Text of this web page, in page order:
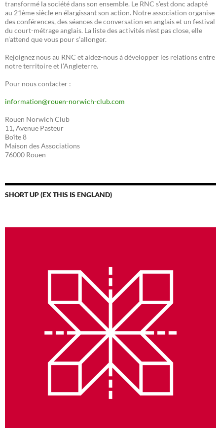
transformé la société dans son ensemble. Le RNC s’est donc adapté
au 21ème siècle en élargissant son action. Notre association organise
des conférences, des séances de conversation en anglais et un festival
du court-métrage anglais. La liste des activités n’est pas close, elle
n’attend que vous pour s’allonger.
Rejoignez nous au RNC et aidez-nous à développer les relations entre
notre territoire et l’Angleterre.
Pour nous contacter :
information@rouen-norwich-club.com
Rouen Norwich Club
11, Avenue Pasteur
Boîte 8
Maison des Associations
76000 Rouen
SHORT UP (EX THIS IS ENGLAND)